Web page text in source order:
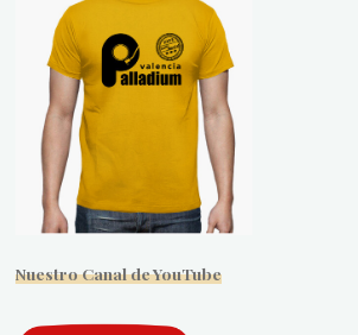
Nuestro Canal de YouTube